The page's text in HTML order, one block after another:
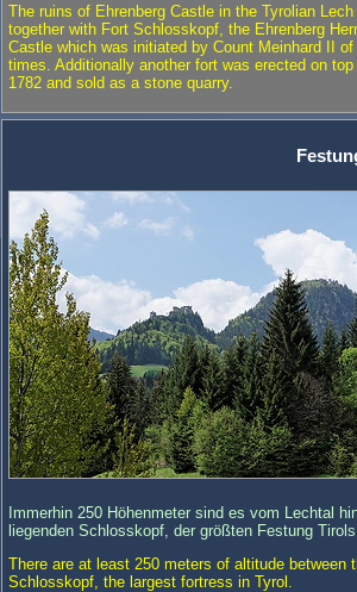
The ruins of Ehrenberg Castle in the Tyrolian
together with Fort Schlosskopf, the Ehrenberg
Castle which was initiated by Count Meinhard II
times. Additionally another fort was erected on
1782 and sold as a stone quarry.
Immerhin 250 Höhenmeter sind es vom Lechtal
liegenden Schlosskopf, der größten Festung Tirols.
There are at least 250 meters of altitude
Schlosskopf, the largest fortress in Tyrol.